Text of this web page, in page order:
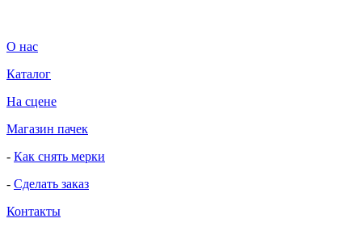
О нас
Каталог
На сцене
Магазин пачек
- Как снять мерки
- Сделать заказ
Контакты